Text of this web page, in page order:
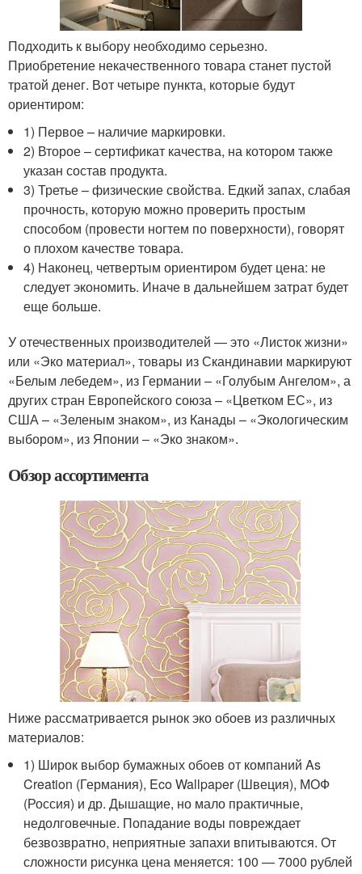
Подходить к выбору необходимо серьезно.
Приобретение некачественного товара станет пустой
тратой денег. Вот четыре пункта, которые будут
ориентиром:
1) Первое – наличие маркировки.
2) Второе – сертификат качества, на котором также
указан состав продукта.
3) Третье – физические свойства. Едкий запах, слабая
прочность, которую можно проверить простым
способом (провести ногтем по поверхности), говорят
о плохом качестве товара.
4) Наконец, четвертым ориентиром будет цена: не
следует экономить. Иначе в дальнейшем затрат будет
еще больше.
У отечественных производителей — это «Листок жизни»
или «Эко материал», товары из Скандинавии маркируют
«Белым лебедем», из Германии – «Голубым Ангелом», а
других стран Европейского союза – «Цветком ЕС», из
США – «Зеленым знаком», из Канады – «Экологическим
выбором», из Японии – «Эко знаком».
Обзор ассортимента
Ниже рассматривается рынок эко обоев из различных
материалов:
1) Широк выбор бумажных обоев от компаний As
Creation (Германия), Eco Wallpaper (Швеция), МОФ
(Россия) и др. Дышащие, но мало практичные,
недолговечные. Попадание воды повреждает
безвозвратно, неприятные запахи впитываются. От
сложности рисунка цена меняется: 100 — 7000 рублей